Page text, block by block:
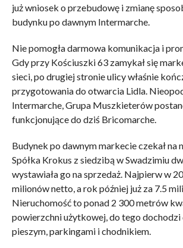
już wniosek o przebudowę i zmianę
budynku po dawnym Intermarche.
Nie pomogła darmowa komunikacja i
Gdy przy Kościuszki 63 zamykał się
sieci, po drugiej stronie ulicy właśnie
przygotowania do otwarcia Lidla.
Intermarche, Grupa Muszkieterów
funkcjonujące do dziś Bricomarche.
Budynek po dawnym markecie czekał na
Spółka Krokus z siedzibą w Swadzimiu
wystawiała go na sprzedaż. Najpierw w
milionów netto, a rok później już za 7.5
Nieruchomość to ponad 2 300 metrów
powierzchni użytkowej, do tego dochodzi
pieszym, parkingami i chodnikiem.